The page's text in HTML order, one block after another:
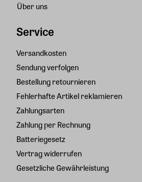
Über uns
Service
Versandkosten
Sendung verfolgen
Bestellung retournieren
Fehlerhafte Artikel reklamieren
Zahlungsarten
Zahlung per Rechnung
Batteriegesetz
Vertrag widerrufen
Gesetzliche Gewährleistung